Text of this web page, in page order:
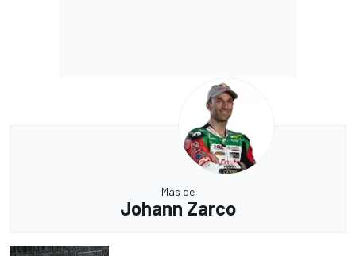
Más de
Johann Zarco